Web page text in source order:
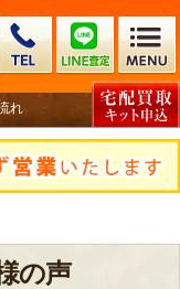
れ
の声